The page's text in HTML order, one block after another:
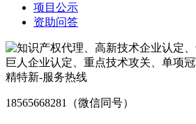
项目公示
资助问答
18565668281（微信同号）